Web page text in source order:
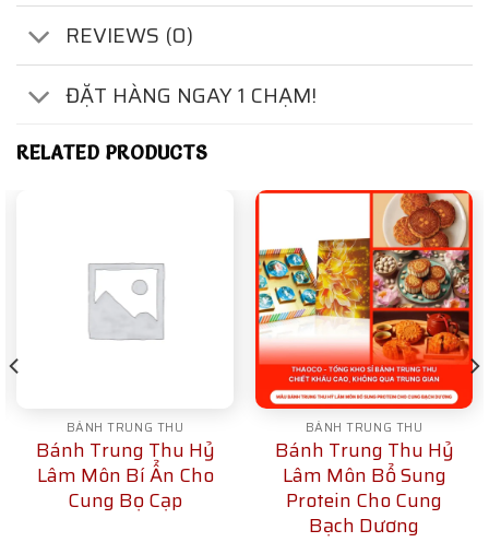
REVIEWS (0)
ĐẶT HÀNG NGAY 1 CHẠM!
RELATED PRODUCTS
BÁNH TRUNG THU
Bánh Trung Thu Hỷ
Lâm Môn Bí Ẩn Cho
Cung Bọ Cạp
BÁNH TRUNG THU
Bánh Trung Thu Hỷ
Lâm Môn Bổ Sung
Protein Cho Cung
Bạch Dương